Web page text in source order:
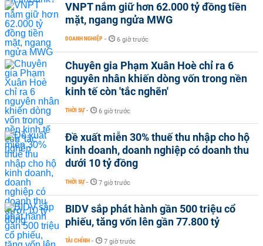
VNPT nắm giữ hơn 62.000 tỷ đồng tiền
mặt, ngang ngửa MWG
DOANH NGHIỆP - 6 giờ trước
Chuyên gia Phạm Xuân Hoè chỉ ra 6
nguyên nhân khiến dòng vốn trong nền
kinh tế còn 'tắc nghẽn'
THỜI SỰ - 6 giờ trước
Đề xuất miễn 30% thuế thu nhập cho hộ
kinh doanh, doanh nghiệp có doanh thu
dưới 10 tỷ đồng
THỜI SỰ - 7 giờ trước
BIDV sắp phát hành gần 500 triệu cổ
phiếu, tăng vốn lên gần 77.800 tỷ
TÀI CHÍNH - 7 giờ trước